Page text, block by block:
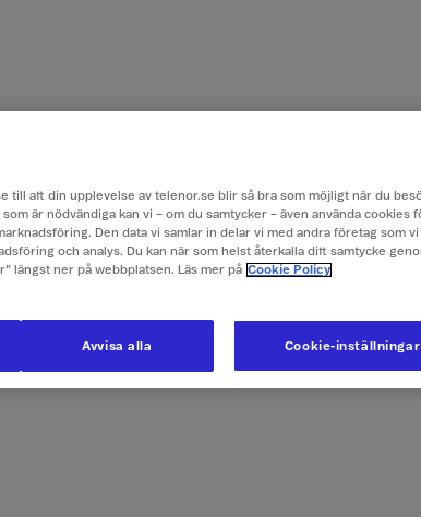
till att din upplevelse av telenor.se blir så bra som möjligt när du
är nödvändiga kan vi – om du samtycker – även använda cookies
Den data vi samlar in delar vi med andra företag som vi
och analys. Du kan när som helst återkalla ditt samtycke
längst ner på webbplatsen. Läs mer på Cookie Policy
Cookie-inställningar
Avvisa alla